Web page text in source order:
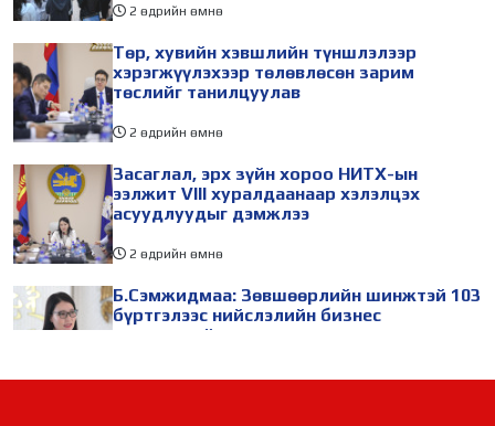
2 өдрийн өмнө
Төр, хувийн хэвшлийн түншлэлээр
хэрэгжүүлэхээр төлөвлөсөн зарим
төслийг танилцуулав
2 өдрийн өмнө
Засаглал, эрх зүйн хороо НИТХ-ын
ээлжит VIII хуралдаанаар хэлэлцэх
асуудлуудыг дэмжлээ
2 өдрийн өмнө
Б.Сэмжидмаа: Зөвшөөрлийн шинжтэй 103
бүртгэлээс нийслэлийн бизнес
эрхлэгчдийг чөлөөллөө